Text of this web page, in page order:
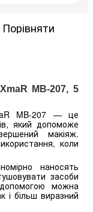
Порівняти
MB-207, 5
MB-207 — це
який допоможе
макіяж.
коли
наносять
засоби
можна
і більш виразний